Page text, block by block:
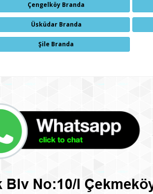
Çengelköy Branda
Üsküdar Branda
Şile Branda